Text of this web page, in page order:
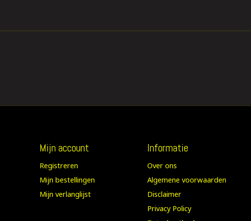
Mijn account
Registreren
Mijn bestellingen
Mijn verlanglijst
Informatie
Over ons
Algemene voorwaarden
Disclaimer
Privacy Policy